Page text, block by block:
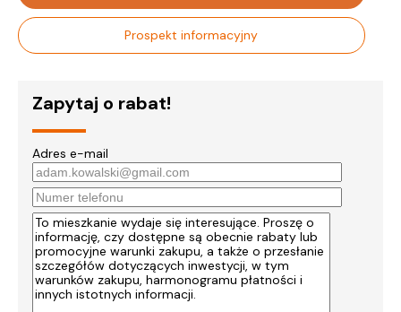
Prospekt informacyjny
Zapytaj o rabat!
Adres e-mail